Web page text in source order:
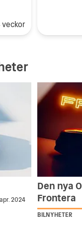
veckor
2024
Den nya
Frontera
BILNYHETER